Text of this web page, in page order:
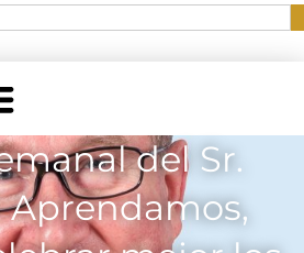
del Sr.
Aprendamos,